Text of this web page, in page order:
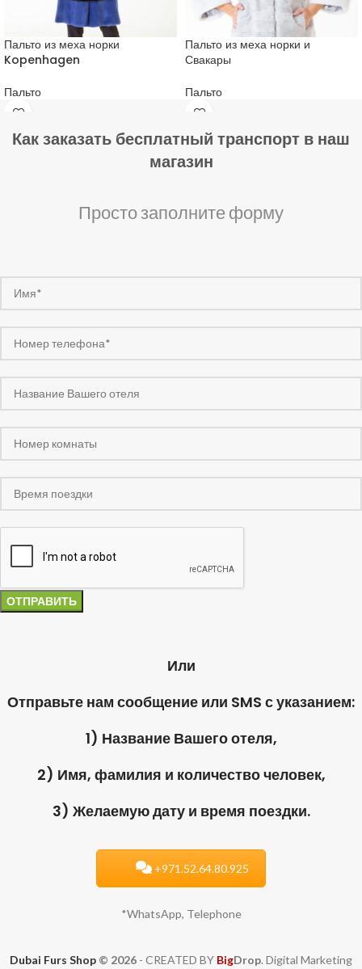
Пальто из меха норки
Kopenhagen
Пальто
Пальто из меха норки и
Свакары
Пальто
Как заказать бесплатный транспорт в наш
магазин
Просто заполните форму
Или
Отправьте нам сообщение или SMS с указанием:
1) Название Вашего отеля,
2) Имя, фамилия и количество человек,
3) Желаемую дату и время поездки.
+971.52.64.80.925
*WhatsApp, Telephone
Dubai Furs Shop © 2026 - CREATED BY BigDrop. Digital Marketing